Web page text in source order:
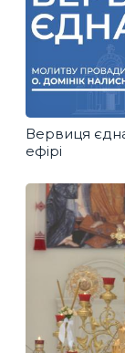
Вервиця
ефірі